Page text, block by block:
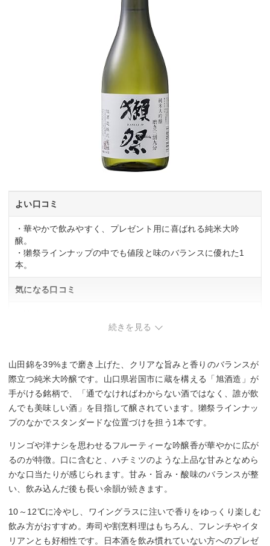
よい口コミ
・華やかで飲みやすく、プレゼント用に喜ばれる純米大吟
醸。
・獺祭ラインナップの中でも値段と味のバランスに優れた1
本。
気になる口コミ
続きを見る
山田錦を39%まで磨き上げた、クリアな旨みと香りのバランスが
際立つ純米大吟醸です。山口県岩国市に蔵を構える「旭酒造」が
手がける銘柄で、「通でなければわからない酒ではなく、誰が飲
んでも美味しい酒」を目指して醸されています。獺祭ラインナッ
プのなかでスタンダードな位置づけを担う1本です。
リンゴや洋ナシを思わせるフルーティーな吟醸香が華やかに広が
るのが特徴。口に含むと、ハチミツのような上品な甘みとなめら
かな口当たりが感じられます。甘み・旨み・酸味のバランスが整
い、飲み込んだ後も長い余韻が続きます。
10～12℃に冷やし、ワイングラスに注いで香りをゆっくり楽しむ
飲み方がおすすめ。寿司や割烹料理はもちろん、フレンチやイタ
リアンとも好相性です。日本酒を飲み慣れていない方へのプレゼ